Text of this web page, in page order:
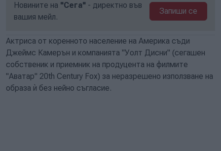
Новините на "Сега" - директно във
вашия мейл.
Запиши се
Актриса от коренното население на Америка съди
Джеймс Камерън и компанията "Уолт Дисни" (сегашен
собственик и приемник на продуцента на филмите
"Аватар" 20th Century Fox) за неразрешено използване на
образа ѝ без нейно съгласие.